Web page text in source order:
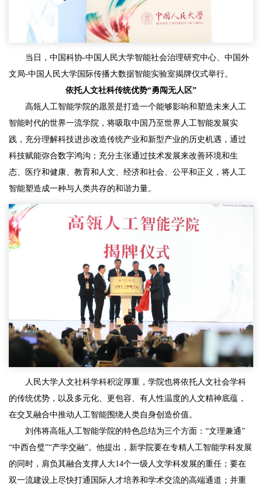
当日，中国科协-中国人民大学智能社会治理研究中心、中国外
文局-中国人民大学国际传播大数据智能实验室揭牌仪式举行。
依托人文社科传统优势“勇闯无人区”
高瓴人工智能学院的愿景是打造一个能够影响和塑造未来人工
智能时代的世界一流学院，将吸取中国乃至世界人工智能发展实
践，充分理解科技进步改造传统产业和新型产业的历史机遇，通过
科技赋能弥合数字鸿沟；充分主张通过技术发展来改善环境和生
态、医疗和健康、教育和人文、经济和社会、公平和正义，将人工
智能塑造成一种与人类共存的和谐力量。
人民大学人文社科学科积淀厚重，学院也将依托人文社会学科
的传统优势，以及多元化、更包容、有人性温度的人文精神底蕴，
在交叉融合中推动人工智能围绕人类自身创造价值。
刘伟将高瓴人工智能学院的特色总结为三个方面：“文理兼通”
“中西合璧”“产学交融”。他提出，新学院要在专精人工智能学科发展
的同时，肩负其融合支撑人大14个一级人文学科发展的重任；要在
双一流建设上尽快打通国际人才培养和学术交流的高端通道；并重